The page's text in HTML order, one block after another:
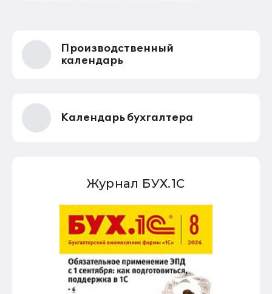
Производственный
календарь
Календарь бухгалтера
Журнал БУХ.1С